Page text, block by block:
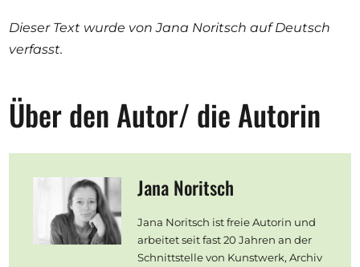
Dieser Text wurde von Jana Noritsch auf Deutsch
verfasst.
Über den Autor/ die Autorin
Jana Noritsch
Jana Noritsch ist freie Autorin und
arbeitet seit fast 20 Jahren an der
Schnittstelle von Kunstwerk, Archiv